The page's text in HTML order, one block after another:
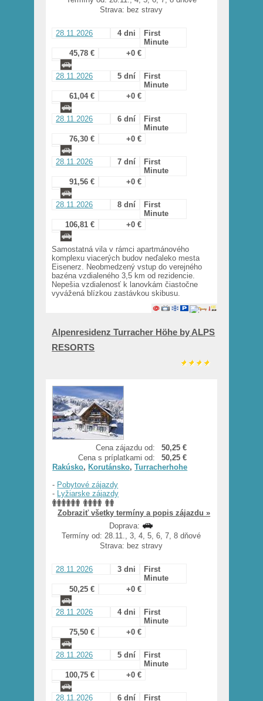
Strava: bez stravy
28.11.2026 4 dni
First
Minute
45,78 €
+0 €
28.11.2026 5 dní
First
Minute
61,04 €
+0 €
28.11.2026 6 dní
First
Minute
76,30 €
+0 €
28.11.2026 7 dní
First
Minute
91,56 €
+0 €
28.11.2026 8 dní
First
Minute
106,81 €
+0 €
Samostatná vila v rámci apartmánového
komplexu viacerých budov neďaleko mesta
Eisenerz. Neobmedzený vstup do verejného
bazéna vzdialeného 3,5 km od rezidencie.
Nepešia vzdialenosť k lanovkám čiastočne
vyvážená blízkou zastávkou skibusu.
Alpenresidenz Turracher Höhe by ALPS
RESORTS
Cena zájazdu od:
50,25 €
Cena s príplatkami od:
50,25 €
Rakúsko, Korutánsko,Turracherhohe
- Pobytové zájazdy
- Lyžiarske zájazdy
Zobraziť všetky termíny a popis zájazdu »
Doprava:
Termíny od: 28.11., 3, 4, 5, 6, 7, 8 dňové
Strava: bez stravy
28.11.2026 3 dni
First
Minute
50,25 €
+0 €
28.11.2026 4 dni
First
Minute
75,50 €
+0 €
28.11.2026 5 dní
First
Minute
100,75 €
+0 €
28.11.2026 6 dní First